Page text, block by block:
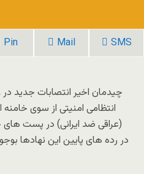
Pin Mail SMS
چیدمان اخیر انتصابات جدید
انتظامی امنیتی از سوی
(عراقی ضد ایرانی) در پست
در رده های پایین این نهادها